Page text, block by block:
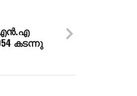
കടന്നു